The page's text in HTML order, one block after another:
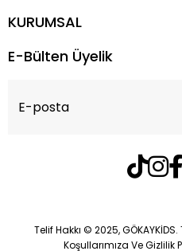
KURUMSAL
E-Bülten Üyelik
Telif Hakkı © 2025,
Koşullarımıza Ve Gizlilik